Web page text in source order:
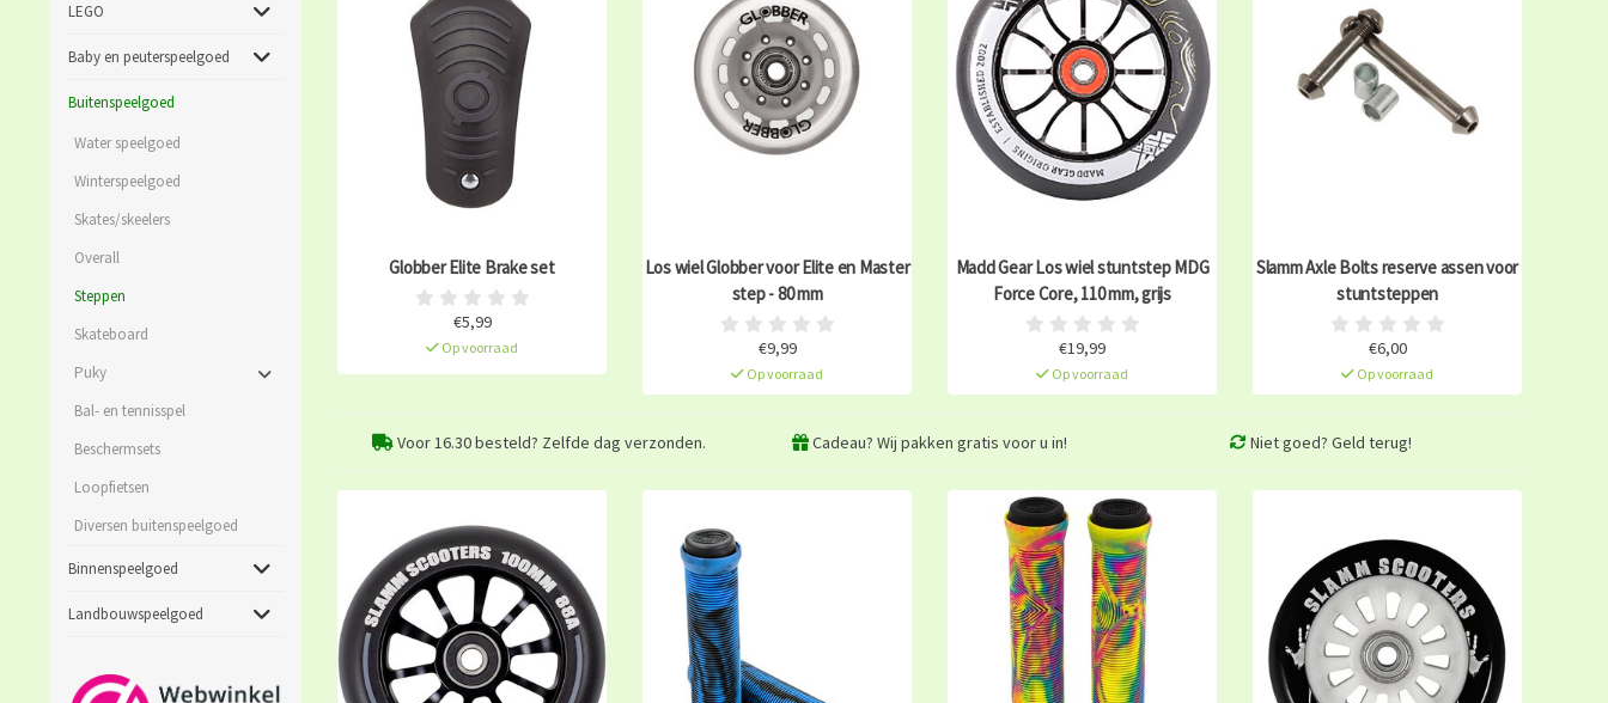
LEGO
Baby en peuterspeelgoed
Buitenspeelgoed
Water speelgoed
Winterspeelgoed
Skates/skeelers
Overall
Steppen
Skateboard
Puky
Bal- en tennisspel
Beschermsets
Loopfietsen
Diversen buitenspeelgoed
Binnenspeelgoed
Landbouwspeelgoed
Globber Elite Brake set
€5,99
Op voorraad
Los wiel Globber voor Elite en Master
step - 80 mm
€9,99
Op voorraad
Madd Gear Los wiel stuntstep MDG
Force Core, 110 mm, grijs
€19,99
Op voorraad
Slamm Axle Bolts reserve assen voor
stuntsteppen
€6,00
Op voorraad
Voor 16.30 besteld? Zelfde dag verzonden. Cadeau? Wij pakken gratis voor u in! Niet goed? Geld terug!